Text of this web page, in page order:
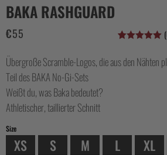
BAKA RASHGUARD
€55
von 5,
(
Übergroße Scramble-Logos, die aus den Nähten
Teil des BAKA No-Gi-Sets
Weißt du, was Baka bedeutet?
Athletischer, taillierter Schnitt
Size
XS S M L XL